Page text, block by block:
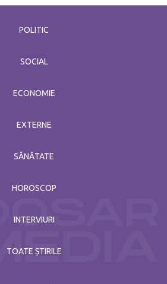
POLITIC
SOCIAL
ECONOMIE
EXTERNE
SĂNĂTATE
HOROSCOP
INTERVIURI
TOATE ȘTIRILE